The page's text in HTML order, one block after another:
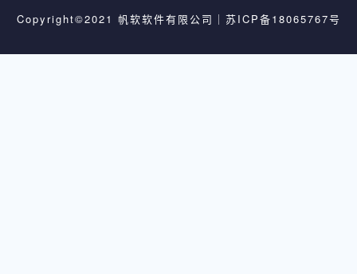
Copyright©2021 帆软软件有限公司｜ 苏ICP备18065767号